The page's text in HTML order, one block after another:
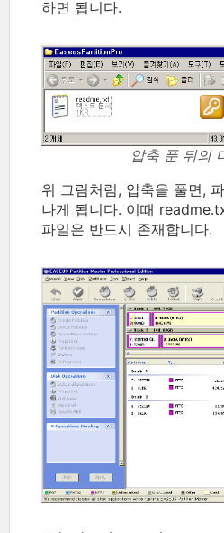
하면 됩니다.
압축 푼 뒤의
위 그림처럼, 압축을 풀면,
나게 됩니다. 이때
파일은 반드시 존재합니다.